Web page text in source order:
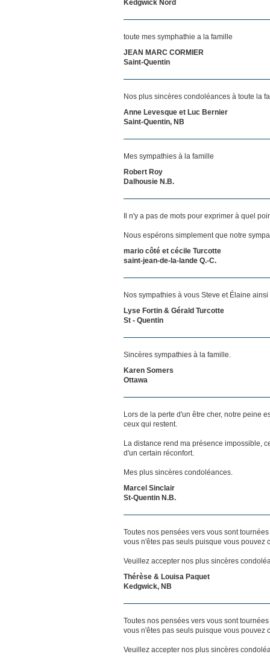
Kedgwick Nord
toute mes symphathie a la famille
JEAN MARC CORMIER
Saint-Quentin
Nos plus sincères condoléances à toute la
Anne Levesque et Luc Bernier
Saint-Quentin, NB
Mes sympathies à la famille
Robert Roy
Dalhousie N.B.
Il n'y a pas de mots pour exprimer à quel
Nous espérons simplement que notre
mario côté et cécile Turcotte
saint-jean-de-la-lande Q.-C.
Nos sympathies à vous Steve et Élaine ainsi
Lyse Fortin & Gérald Turcotte
St - Quentin
Sincères sympathies à la famille.
Karen Somers
Ottawa
Lors de la perte d'un être cher, notre peine
ceux qui restent.
La distance rend ma présence impossible,
d'un certain réconfort.
Mes plus sincères condoléances.
Marcel Sinclair
St-Quentin N.B.
Toutes nos pensées vers vous sont
vous n'êtes pas seuls puisque vous pouvez
Veuillez accepter nos plus sincères
Thérèse & Louisa Paquet
Kedgwick, NB
Toutes nos pensées vers vous sont
vous n'êtes pas seuls puisque vous pouvez
Veuillez accepter nos plus sincères